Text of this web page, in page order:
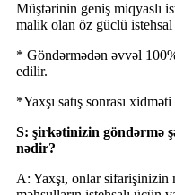
Müştərinin geniş miqyaslı
malik olan öz güclü istehsal
* Göndərmədən əvvəl
edilir.
*Yaxşı satış sonrası
S: şirkətinizin göndərmə
nədir?
A: Yaxşı, onlar sifarişinizin